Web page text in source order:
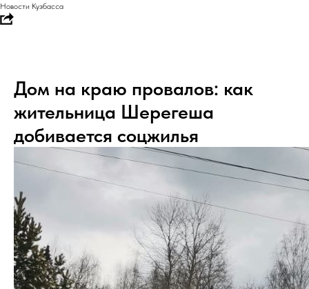
Новости Кузбасса
Дом на краю провалов: как
жительница Шерегеша
добивается соцжилья